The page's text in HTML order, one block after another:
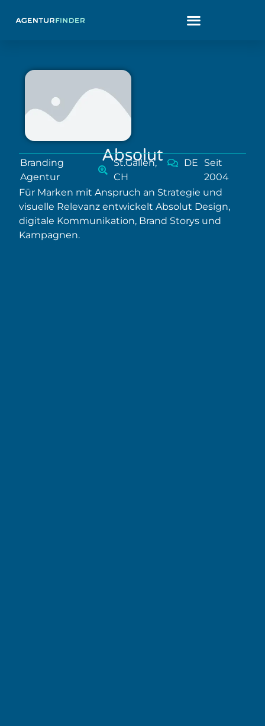
Absolut
Branding
Agentur
St.Gallen,
CH
DE
Seit
2004
Für Marken mit Anspruch an Strategie und
visuelle Relevanz entwickelt Absolut Design,
digitale Kommunikation, Brand Storys und
Kampagnen.